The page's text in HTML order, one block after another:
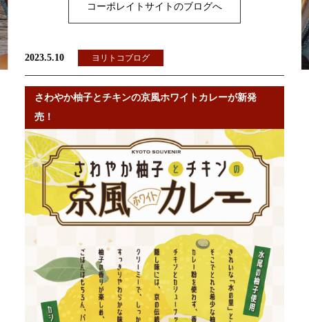
コーポレイトサイトのブログへ
2023.5.10 ヨリトコブログ
さわやか柚子とチキンの京風ホワイトカレーが新発
売！